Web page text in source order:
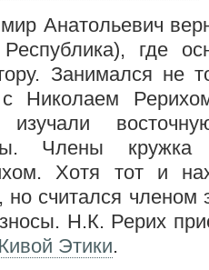
Анатольевич
Республика), где
Занимался не
с Николаем
изучали
Члены кружка
Хотя тот и
считался членом
Н.К. Рерих
Этики.